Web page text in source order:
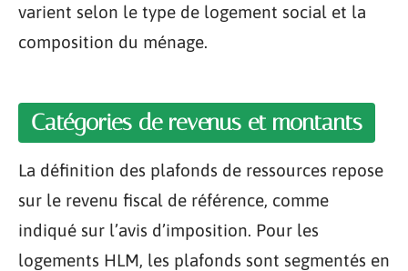
varient selon le type de logement social et la
composition du ménage.
Catégories de revenus et montants
La définition des plafonds de ressources repose
sur le revenu fiscal de référence, comme
indiqué sur l’avis d’imposition. Pour les
logements HLM, les plafonds sont segmentés en